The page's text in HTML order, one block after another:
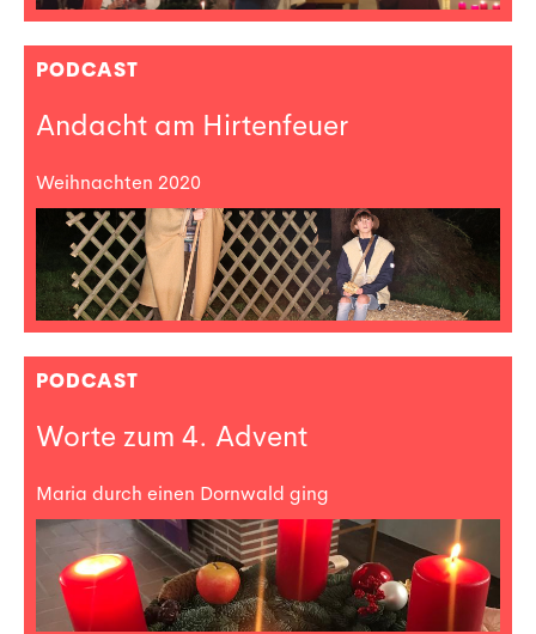
PODCAST
Andacht am Hirtenfeuer
Weihnachten 2020
PODCAST
Worte zum 4. Advent
Maria durch einen Dornwald ging